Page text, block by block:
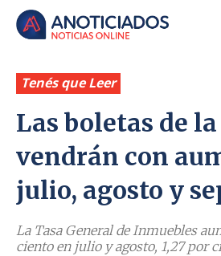
Tenés que Leer
Las boletas de
vendrán con
julio, agosto y
La Tasa General de Inmuebles
ciento en julio y agosto, 1,27 por